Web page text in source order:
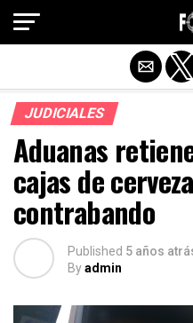
JUDICIALES
Aduanas
cajas de
contrabando
Published 5 años
Byadmin
Salir de la